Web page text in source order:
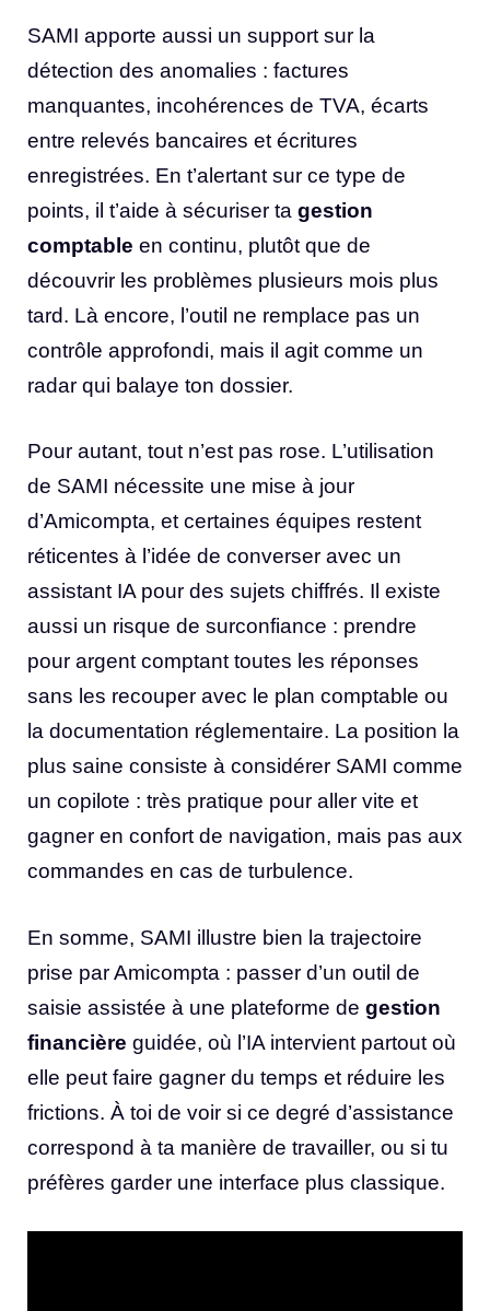
SAMI apporte aussi un support sur la
détection des anomalies : factures
manquantes, incohérences de TVA, écarts
entre relevés bancaires et écritures
enregistrées. En t’alertant sur ce type de
points, il t’aide à sécuriser ta gestion
comptable en continu, plutôt que de
découvrir les problèmes plusieurs mois plus
tard. Là encore, l’outil ne remplace pas un
contrôle approfondi, mais il agit comme un
radar qui balaye ton dossier.
Pour autant, tout n’est pas rose. L’utilisation
de SAMI nécessite une mise à jour
d’Amicompta, et certaines équipes restent
réticentes à l’idée de converser avec un
assistant IA pour des sujets chiffrés. Il existe
aussi un risque de surconfiance : prendre
pour argent comptant toutes les réponses
sans les recouper avec le plan comptable ou
la documentation réglementaire. La position la
plus saine consiste à considérer SAMI comme
un copilote : très pratique pour aller vite et
gagner en confort de navigation, mais pas aux
commandes en cas de turbulence.
En somme, SAMI illustre bien la trajectoire
prise par Amicompta : passer d’un outil de
saisie assistée à une plateforme de gestion
financière guidée, où l’IA intervient partout où
elle peut faire gagner du temps et réduire les
frictions. À toi de voir si ce degré d’assistance
correspond à ta manière de travailler, ou si tu
préfères garder une interface plus classique.